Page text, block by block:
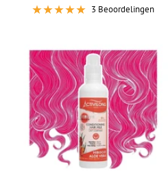
3 Beoordelingen